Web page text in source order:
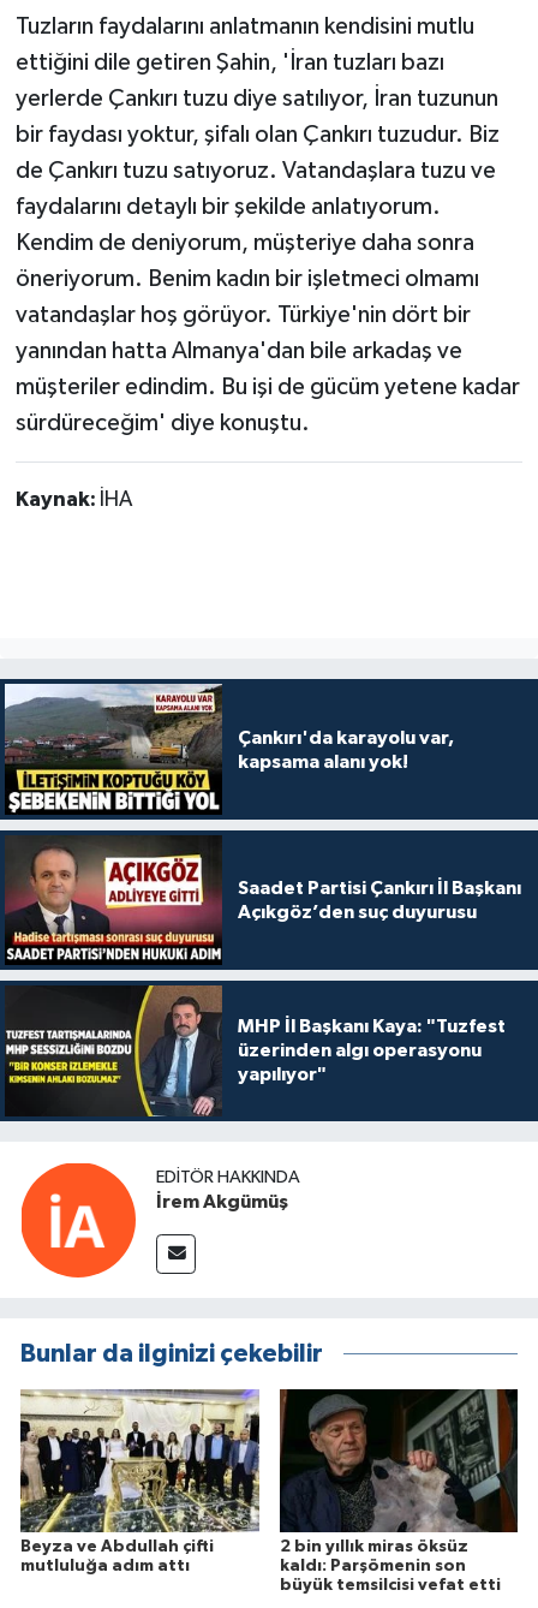
Tuzların faydalarını anlatmanın kendisini mutlu
ettiğini dile getiren Şahin, 'İran tuzları bazı
yerlerde Çankırı tuzu diye satılıyor, İran tuzunun
bir faydası yoktur, şifalı olan Çankırı tuzudur. Biz
de Çankırı tuzu satıyoruz. Vatandaşlara tuzu ve
faydalarını detaylı bir şekilde anlatıyorum.
Kendim de deniyorum, müşteriye daha sonra
öneriyorum. Benim kadın bir işletmeci olmamı
vatandaşlar hoş görüyor. Türkiye'nin dört bir
yanından hatta Almanya'dan bile arkadaş ve
müşteriler edindim. Bu işi de gücüm yetene kadar
sürdüreceğim' diye konuştu.
Kaynak: İHA
Çankırı'da karayolu var,
kapsama alanı yok!
Saadet Partisi Çankırı İl Başkanı
Açıkgöz’den suç duyurusu
MHP İl Başkanı Kaya: "Tuzfest
üzerinden algı operasyonu
yapılıyor"
EDITÖR HAKKINDA
İrem Akgümüş
Bunlar da ilginizi çekebilir
Beyza ve Abdullah çifti
mutluluğa adım attı
2 bin yıllık miras öksüz
kaldı: Parşömenin son
büyük temsilcisi vefat etti